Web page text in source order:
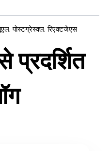
,पोस्टग्रेस्क्ल,रिएक्टजेएस
प्रदर्शित